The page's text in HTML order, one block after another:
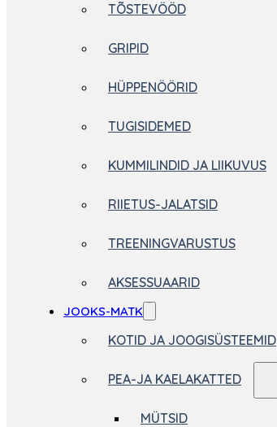
TÕSTEVÖÖD
GRIPID
HÜPPENÖÖRID
TUGISIDEMED
KUMMILINDID JA LIIKUVUS
RIIETUS-JALATSID
TREENINGVARUSTUS
AKSESSUAARID
JOOKS-MATK
KOTID JA JOOGISÜSTEEMID
PEA-JA KAELAKATTED
MÜTSID